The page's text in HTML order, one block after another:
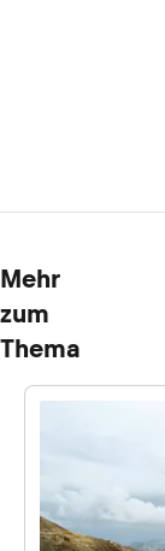
Mehr
zum
Thema